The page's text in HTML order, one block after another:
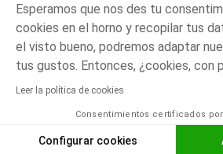
Esperamos que nos des tu
cookies en el horno y recopilar tus
el visto bueno, podremos adaptar
tus gustos. Entonces, ¿cookies, con
Leer la política de cookies
Consentimientos certificados por
Configurar cookies
El pago medidante
AÑADIR A LA CESTA
Gestión de las
Accesibilidad: no
Orchestra adhiere al código de ética de la
electrónico y venta a distancia (FEVAD) y al